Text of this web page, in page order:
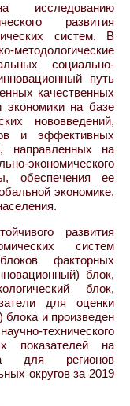
исследованию
развития
систем. В
социально-
путь
качественных
экономики на базе
нововведений,
и эффективных
направленных на
экономического
обеспечения ее
экономике,
развития
систем
факторных
блок,
блок,
для оценки
блока и произведен
технического
показателей на
для регионов
округов за 2019